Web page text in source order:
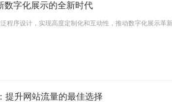
数字化展示的全新时代
程序设计，实现高度定制化和互动性，推动数字化展示革新
提升网站流量的最佳选择